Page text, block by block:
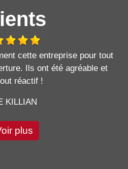
cette entreprise pour tout
Ils ont été agréable et
réactif !
KILLIAN
plus